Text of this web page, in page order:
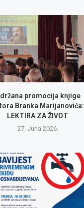
promocija knjige
Branka Marijanovića:
LEKTIRA ZA ŽIVOT
27. Juna 2026.